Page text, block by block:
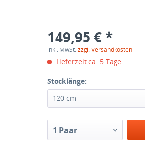
149,95 € *
inkl. MwSt.zzgl. Versandkosten
Lieferzeit ca. 5 Tage
Stocklänge:
120 cm
1 Paar